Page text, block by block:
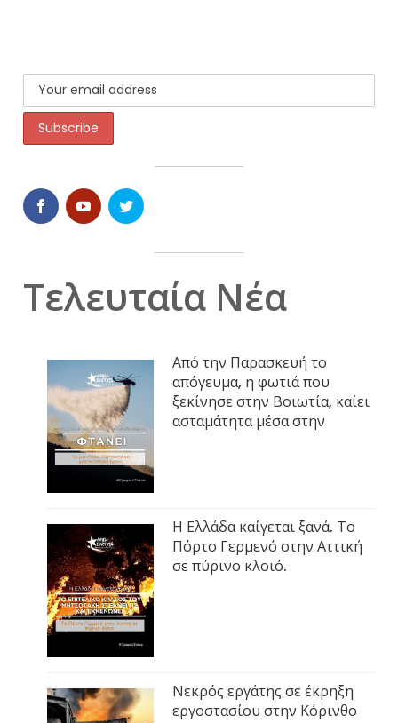
Τελευταία Νέα
Από την Παρασκευή το
απόγευμα, η φωτιά που
ξεκίνησε στην Βοιωτία, καίει
ασταμάτητα μέσα στην
Η Ελλάδα καίγεται ξανά. Το
Πόρτο Γερμενό στην Αττική
σε πύρινο κλοιό.
Νεκρός εργάτης σε έκρηξη
εργοστασίου στην Κόρινθο